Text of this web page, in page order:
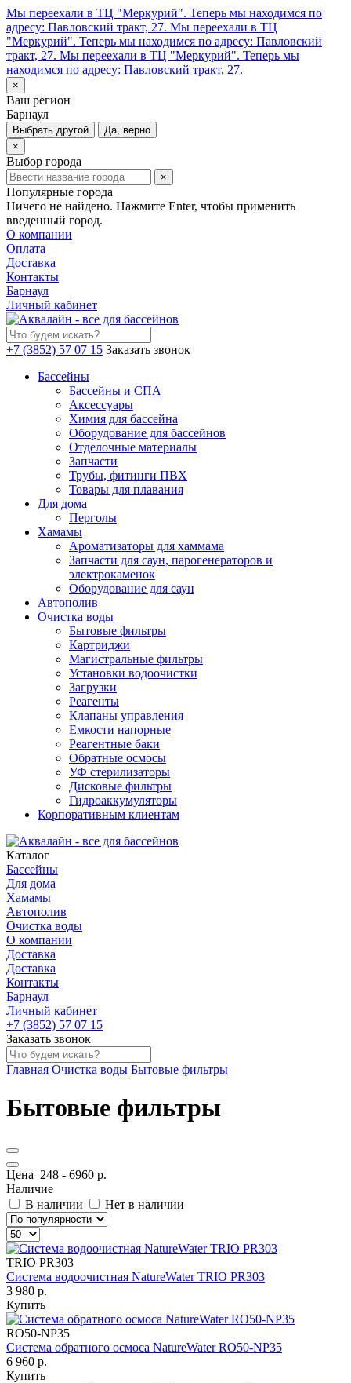
Мы переехали в ТЦ "Меркурий". Теперь мы находимся по
адресу: Павловский тракт, 27. Мы переехали в ТЦ
"Меркурий". Теперь мы находимся по адресу: Павловский
тракт, 27. Мы переехали в ТЦ "Меркурий". Теперь мы
находимся по адресу: Павловский тракт, 27.
×
Ваш регион
Барнаул
Выбрать другой
Да, верно
×
Выбор города
×
Популярные города
Ничего не найдено. Нажмите Enter, чтобы применить
введенный город.
О компании
Оплата
Доставка
Контакты
Барнаул
Личный кабинет
+7 (3852) 57 07 15 Заказать звонок
Бассейны
Бассейны и СПА
Аксессуары
Химия для бассейна
Оборудование для бассейнов
Отделочные материалы
Запчасти
Трубы, фитинги ПВХ
Товары для плавания
Для дома
Перголы
Хамамы
Ароматизаторы для хаммама
Запчасти для саун, парогенераторов и
электрокаменок
Оборудование для саун
Автополив
Очистка воды
Бытовые фильтры
Картриджи
Магистральные фильтры
Установки водоочистки
Загрузки
Реагенты
Клапаны управления
Емкости напорные
Реагентные баки
Обратные осмосы
УФ стерилизаторы
Дисковые фильтры
Гидроаккумуляторы
Корпоративным клиентам
Каталог
Бассейны
Для дома
Хамамы
Автополив
Очистка воды
О компании
Доставка
Доставка
Контакты
Барнаул
Личный кабинет
+7 (3852) 57 07 15
Заказать звонок
Главная Очистка воды Бытовые фильтры
Бытовые фильтры
Цена 248 - 6960 р.
Наличие
В наличии
Нет в наличии
TRIO PR303
Система водоочистная NatureWater TRIO PR303
3 980 р.
Купить
RO50-NP35
Система обратного осмоса NatureWater RO50-NP35
6 960 р.
Купить